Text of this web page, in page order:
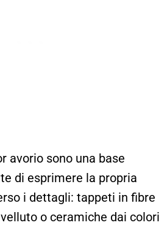
avorio sono una base
di esprimere la propria
i dettagli: tappeti in fibre
o ceramiche dai colori